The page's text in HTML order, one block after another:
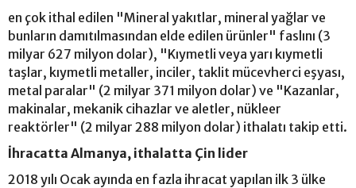
en çok ithal edilen "Mineral yakıtlar, mineral yağlar ve
bunların damıtılmasından elde edilen ürünler" faslını (3
milyar 627 milyon dolar), "Kıymetli veya yarı kıymetli
taşlar, kıymetli metaller, inciler, taklit mücevherci eşyası,
metal paralar" (2 milyar 371 milyon dolar) ve "Kazanlar,
makinalar, mekanik cihazlar ve aletler, nükleer
reaktörler" (2 milyar 288 milyon dolar) ithalatı takip etti.
İhracatta Almanya, ithalatta Çin lider
2018 yılı Ocak ayında en fazla ihracat yapılan ilk 3 ülke